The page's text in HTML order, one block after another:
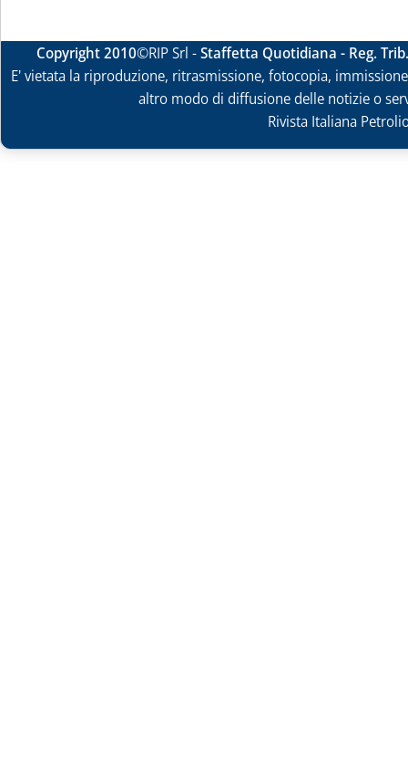
Copyright 2010©RIP Srl -Staffetta Quotidiana - Reg.
E' vietata la riproduzione, ritrasmissione, fotocopia,
altro modo di diffusione delle notizie o
Rivista Italiana